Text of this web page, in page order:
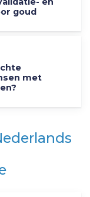
goud
met